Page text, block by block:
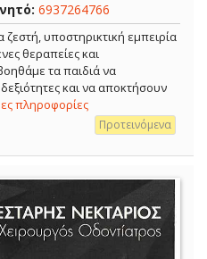
6937264766
υποστηρικτική εμπειρία
θεραπείες και
τα παιδιά να
και να αποκτήσουν
πληροφορίες
Προτεινόμενα